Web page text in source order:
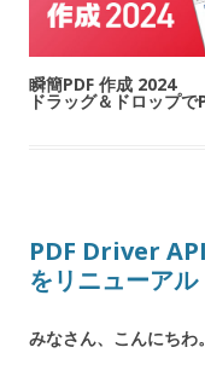
瞬簡PDF 作成 2024
ドラッグ＆ドロップで
PDF Driver
をリニューアル
みなさん、こんにちわ。